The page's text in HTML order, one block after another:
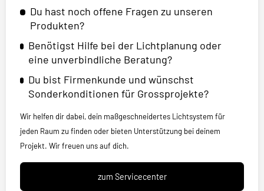
Du hast noch offene Fragen zu unseren
Produkten?
Benötigst Hilfe bei der Lichtplanung oder
eine unverbindliche Beratung?
Du bist Firmenkunde und wünschst
Sonderkonditionen für Grossprojekte?
Wir helfen dir dabei, dein maßgeschneidertes Lichtsystem für
jeden Raum zu finden oder bieten Unterstützung bei deinem
Projekt. Wir freuen uns auf dich.
zum Servicecenter